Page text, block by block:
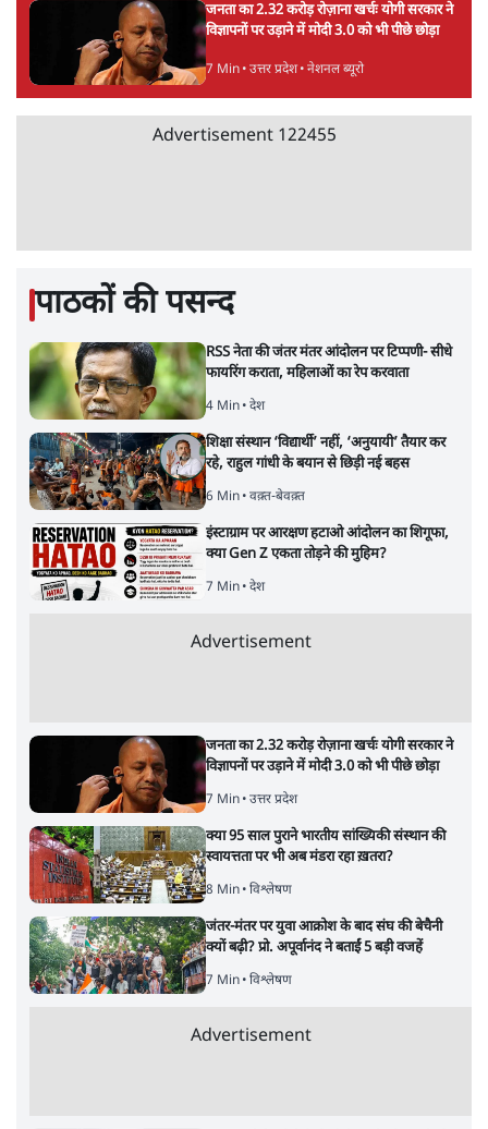
जनता का 2.32 करोड़ रोज़ाना खर्चः योगी सरकार ने
विज्ञापनों पर उड़ाने में मोदी 3.0 को भी पीछे छोड़ा
7 Min• उत्तर प्रदेश• नेशनल ब्यूरो
Advertisement 122455
पाठकों की पसन्द
RSS नेता की जंतर मंतर आंदोलन पर टिप्पणी- सीधे
फायरिंग कराता, महिलाओं का रेप करवाता
4 Min• देश
शिक्षा संस्थान ‘विद्यार्थी’ नहीं, ‘अनुयायी’ तैयार कर
रहे, राहुल गांधी के बयान से छिड़ी नई बहस
6 Min• वक़्त-बेवक़्त
इंस्टाग्राम पर आरक्षण हटाओ आंदोलन का शिगूफा,
क्या Gen Z एकता तोड़ने की मुहिम?
7 Min• देश
Advertisement
जनता का 2.32 करोड़ रोज़ाना खर्चः योगी सरकार ने
विज्ञापनों पर उड़ाने में मोदी 3.0 को भी पीछे छोड़ा
7 Min• उत्तर प्रदेश
क्या 95 साल पुराने भारतीय सांख्यिकी संस्थान की
स्वायत्तता पर भी अब मंडरा रहा ख़तरा?
8 Min• विश्लेषण
जंतर-मंतर पर युवा आक्रोश के बाद संघ की बेचैनी
क्यों बढ़ी? प्रो. अपूर्वानंद ने बताईं 5 बड़ी वजहें
7 Min• विश्लेषण
Advertisement